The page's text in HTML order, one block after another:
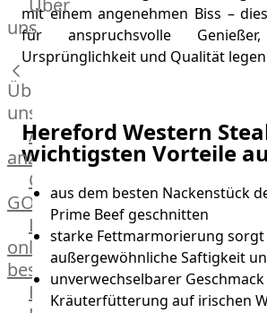
Villa
Glanzstoff
Über
uns
Über
uns
Alle
anzeigen
OTTO
GOURMET
Lebensmittel
online
bestellen
Karriere
mit einem angenehmen Biss –
für anspruchsvolle
Ursprünglichkeit und Qualität
Hereford Western
wichtigsten Vorteile
aus dem besten Nackenstück
Prime Beef geschnitten
starke Fettmarmorierung
außergewöhnliche Saftigkeit
unverwechselbarer
Kräuterfütterung auf irischen